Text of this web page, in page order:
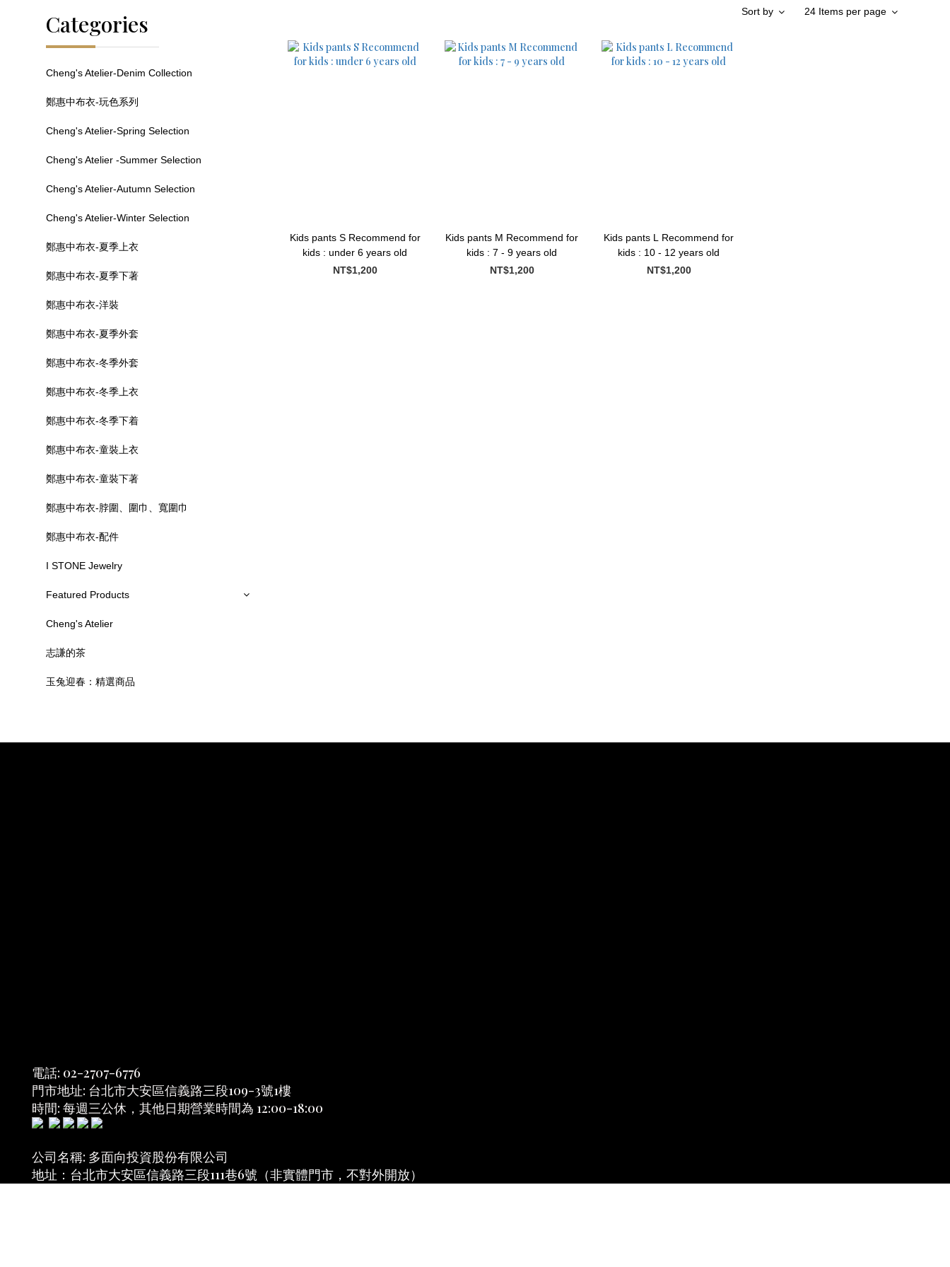
Categories
Cheng's Atelier-Denim Collection
鄭惠中布衣-玩色系列
Cheng's Atelier-Spring Selection
Cheng's Atelier -Summer Selection
Cheng's Atelier-Autumn Selection
Cheng's Atelier-Winter Selection
鄭惠中布衣-夏季上衣
鄭惠中布衣-夏季下著
鄭惠中布衣-洋裝
鄭惠中布衣-夏季外套
鄭惠中布衣-冬季外套
鄭惠中布衣-冬季上衣
鄭惠中布衣-冬季下着
鄭惠中布衣-童裝上衣
鄭惠中布衣-童裝下著
鄭惠中布衣-脖圍、圍巾、寬圍巾
鄭惠中布衣-配件
I STONE Jewelry
Featured Products
Cheng's Atelier
志謙的茶
玉兔迎春：精選商品
Sort by 24 Items per page
Kids pants S Recommend for
kids : under 6 years old
NT$1,200
Kids pants M Recommend for
kids : 7 - 9 years old
NT$1,200
Kids pants L Recommend for
kids : 10 - 12 years old
NT$1,200
電話: 02-2707-6776
門市地址: 台北市大安區信義路三段109-3號1樓
時間: 每週三公休，其他日期營業時間為 12:00-18:00
公司名稱: 多面向投資股份有限公司
地址：台北市大安區信義路三段111巷6號（非實體門市，不對外開放）